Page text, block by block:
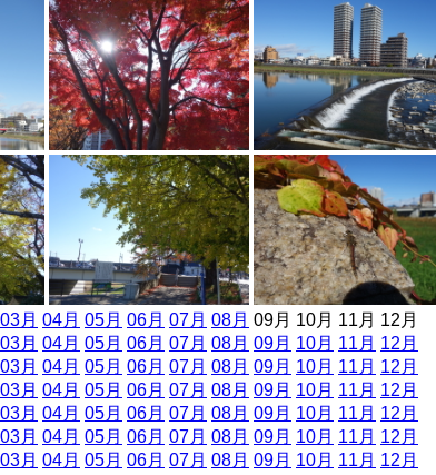
03月 04月 05月 06月 07月 08月 09月 10月 11月 12月
03月 04月 05月 06月 07月 08月 09月 10月 11月 12月
03月 04月 05月 06月 07月 08月 09月 10月 11月 12月
03月 04月 05月 06月 07月 08月 09月 10月 11月 12月
03月 04月 05月 06月 07月 08月 09月 10月 11月 12月
03月 04月 05月 06月 07月 08月 09月 10月 11月 12月
03月 04月 05月 06月 07月 08月 09月 10月 11月 12月